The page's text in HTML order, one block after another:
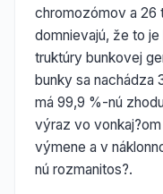
chromozómov a 26
domnievajú, že to
truktúry bunkovej
bunky sa nachádza
má 99,9 %-nú
výraz vo
výmene a v
nú rozmanitos?.